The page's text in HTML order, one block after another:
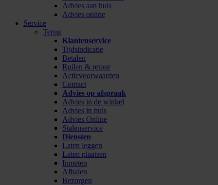
Advies aan huis
Advies online
Service
Terug
Klantenservice
Tijdsindicatie
Betalen
Ruilen & retour
Actievoorwaarden
Contact
Advies op afspraak
Advies in de winkel
Advies in huis
Advies Online
Stalenservice
Diensten
Laten leggen
Laten plaatsen
Inmeten
Afhalen
Bezorgen